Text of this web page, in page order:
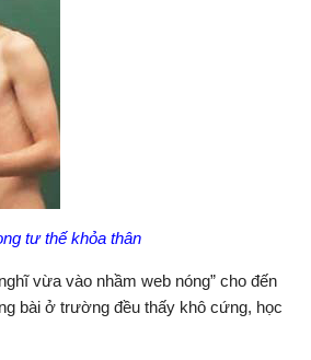
tư thế khỏa thân
vừa vào nhầm web nóng” cho đến
bài ở trường đều thấy khô cứng, học